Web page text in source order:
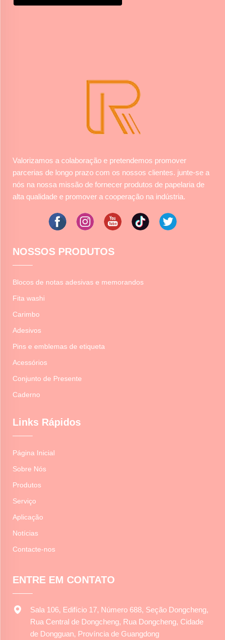
Valorizamos a colaboração e pretendemos promover
parcerias de longo prazo com os nossos clientes. junte-se a
nós na nossa missão de fornecer produtos de papelaria de
alta qualidade e promover a cooperação na indústria.
NOSSOS PRODUTOS
Blocos de notas adesivas e memorandos
Fita washi
Carimbo
Adesivos
Pins e emblemas de etiqueta
Acessórios
Conjunto de Presente
Caderno
Links Rápidos
Página Inicial
Sobre Nós
Produtos
Serviço
Aplicação
Notícias
Contacte-nos
ENTRE EM CONTATO
Sala 106, Edifício 17, Número 688, Seção Dongcheng,
Rua Central de Dongcheng, Rua Dongcheng, Cidade
de Dongguan, Província de Guangdong